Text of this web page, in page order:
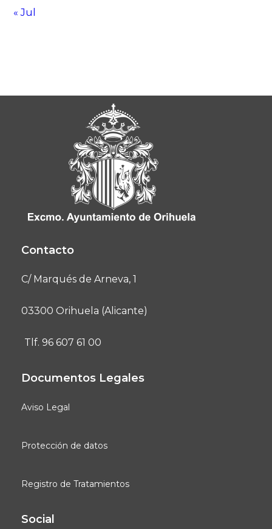
« Jul
Contacto
C/ Marqués de Arneva, 1
03300 Orihuela (Alicante)
Tlf. 96 607 61 00
Documentos Legales
Aviso Legal
Protección de datos
Registro de Tratamientos
Social